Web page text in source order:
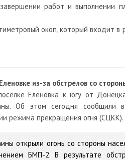
работ и выполнении
окоп, который входит в
из-за обстрелов со
Еленовка к югу от
Об этом сегодня сообщили
режима прекращения огня (СЦКК).
открыли огонь со стороны
БМП-2. В результате